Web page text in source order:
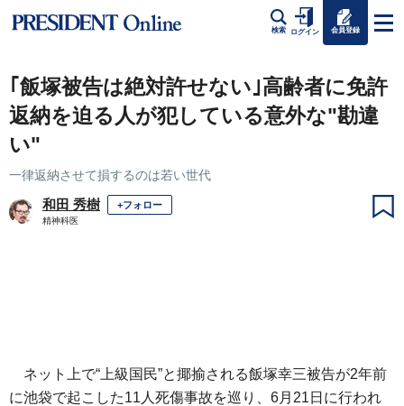
検索 ログイン 会員登録
｢飯塚被告は絶対許せない｣高齢者に免許
返納を迫る人が犯している意外な"勘違
い"
一律返納させて損するのは若い世代
和田 秀樹 +フォロー
精神科医
ネット上で“上級国民”と揶揄される飯塚幸三被告が2年前
に池袋で起こした11人死傷事故を巡り、6月21日に行われ